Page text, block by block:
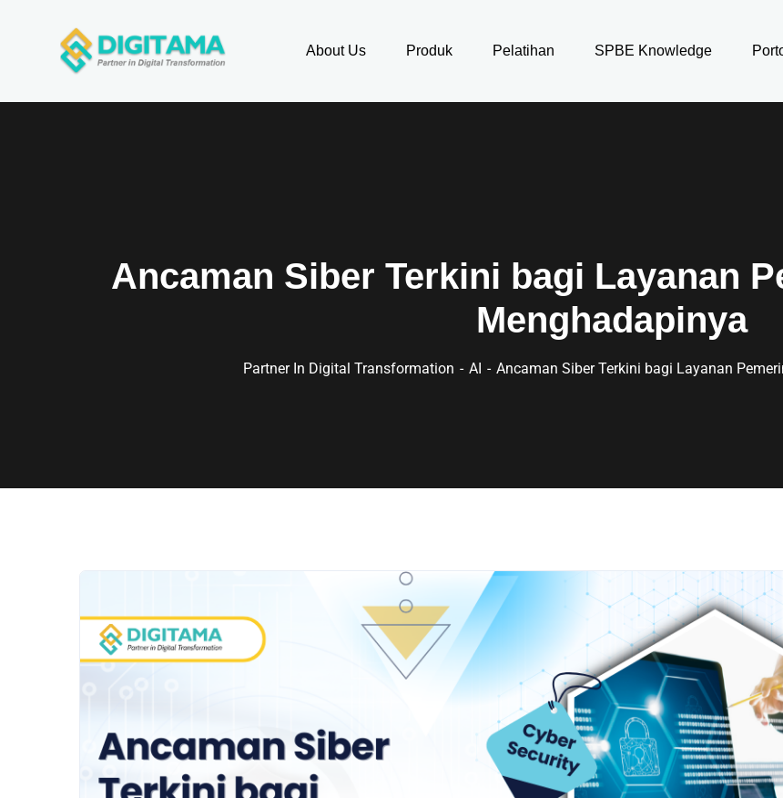
About Us Produk Pelatihan SPBE Knowledge
Ancaman Siber Terkini bagi Layanan
Menghadapinya
Partner In Digital Transformation AI Ancaman Siber Terkini bagi Layanan